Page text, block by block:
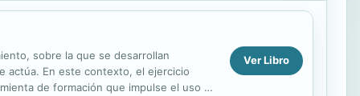
sobre la que se desarrollan
actúa. En este contexto, el ejercicio
de formación que impulse el uso de
Ver Libro